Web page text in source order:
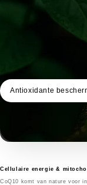
Antioxidante
Cellulaire energie &
CoQ10 komt van nature voor